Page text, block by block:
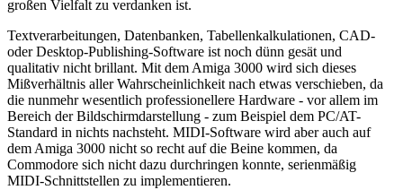
großen Vielfalt zu verdanken ist.
Textverarbeitungen, Datenbanken, Tabellenkalkulationen, CAD-
oder Desktop-Publishing-Software ist noch dünn gesät und
qualitativ nicht brillant. Mit dem Amiga 3000 wird sich dieses
Mißverhältnis aller Wahrscheinlichkeit nach etwas verschieben, da
die nunmehr wesentlich professionellere Hardware - vor allem im
Bereich der Bildschirmdarstellung - zum Beispiel dem PC/AT-
Standard in nichts nachsteht. MIDI-Software wird aber auch auf
dem Amiga 3000 nicht so recht auf die Beine kommen, da
Commodore sich nicht dazu durchringen konnte, serienmäßig
MIDI-Schnittstellen zu implementieren.